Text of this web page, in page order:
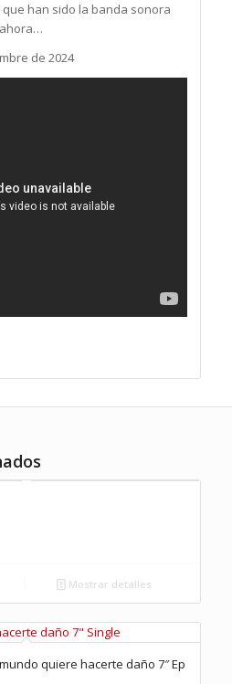
han sido la banda sonora
de 2024
Mostrar detalles
quiere hacerte daño 7″ Ep